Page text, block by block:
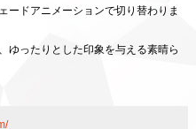
ードアニメーションで切り替わりま
ゆったりとした印象を与える素晴ら